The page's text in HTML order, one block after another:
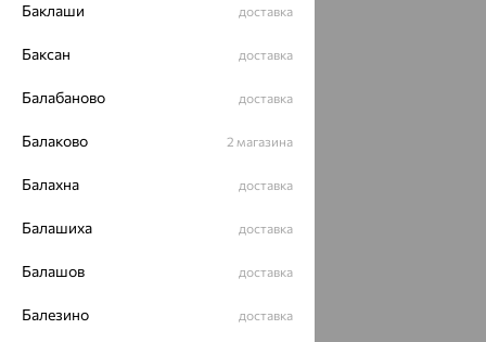
Баклаши доставка
Баксан доставка
Балабаново доставка
Балаково 2 магазина
Балахна доставка
Балашиха доставка
Балашов доставка
Балезино доставка